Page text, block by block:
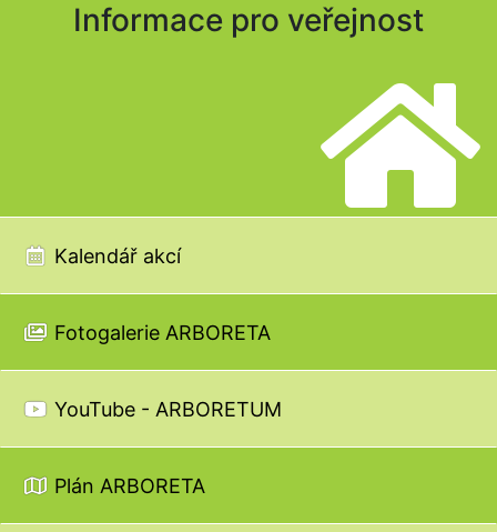
Informace pro veřejnost
Kalendář akcí
Fotogalerie ARBORETA
YouTube - ARBORETUM
Plán ARBORETA